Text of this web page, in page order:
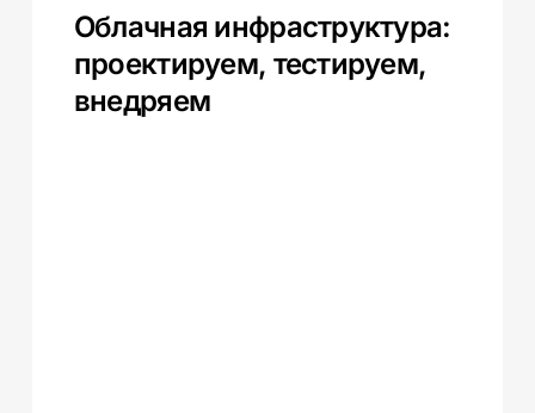
Облачная инфраструктура:
проектируем, тестируем,
внедряем